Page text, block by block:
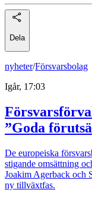
Dela
nyheter/Försvarsbolag
Igår, 17:03
”Goda
De europeiska
stigande omsättning
Joakim Agerback och
ny tillväxtfas.